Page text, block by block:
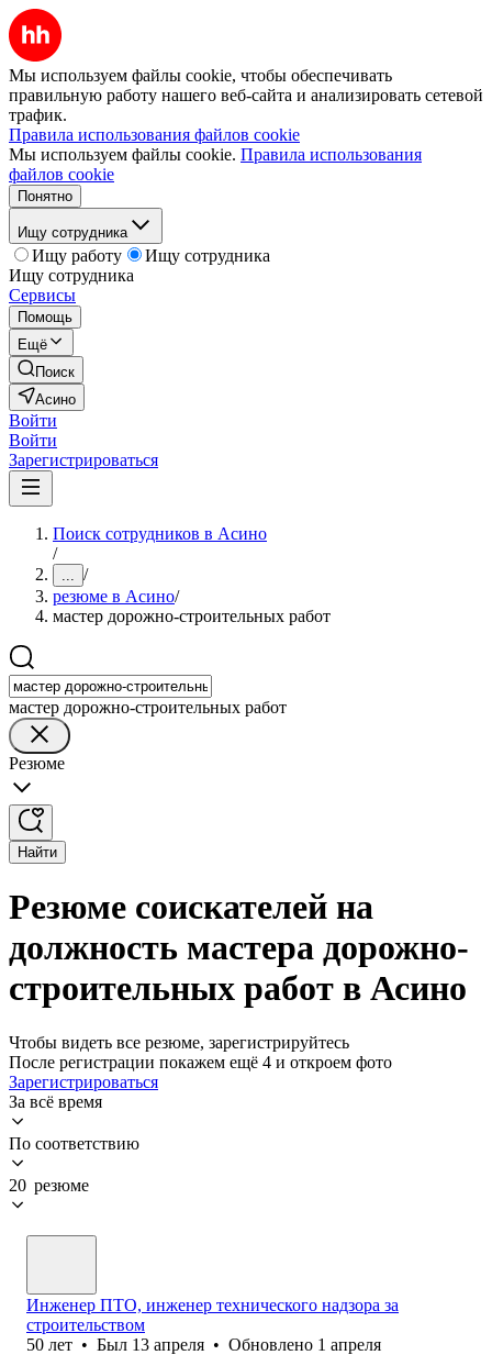
Мы используем файлы cookie, чтобы обеспечивать
правильную работу нашего веб-сайта и анализировать сетевой
трафик.
Правила использования файлов cookie
Мы используем файлы cookie. Правила использования
файлов cookie
Понятно
Ищу сотрудника
Ищу работу
Ищу сотрудника
Ищу сотрудника
Сервисы
Помощь
Ещё
Поиск
Асино
Войти
Войти
Зарегистрироваться
Поиск сотрудников в Асино
/
... /
резюме в Асино/
мастер дорожно-строительных работ
мастер дорожно-строительных работ
Резюме
Найти
Резюме соискателей на
должность мастера дорожно-
строительных работ в Асино
Чтобы видеть все резюме, зарегистрируйтесь
После регистрации покажем ещё 4 и откроем фото
Зарегистрироваться
За всё время
По соответствию
20 резюме
Инженер ПТО, инженер технического надзора за
строительством
50 лет • Был 13 апреля • Обновлено 1 апреля